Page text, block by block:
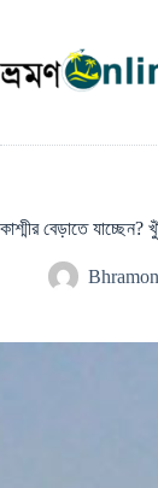
কাশ্মীর বেড়াতে যাচ্ছেন?
Bhramon